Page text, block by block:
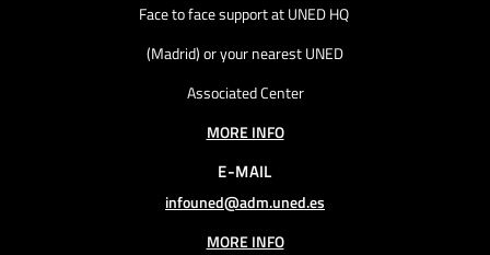
Face to face support at UNED HQ
(Madrid) or your nearest UNED
Associated Center
MORE INFO
E-MAIL
infouned@adm.uned.es
MORE INFO